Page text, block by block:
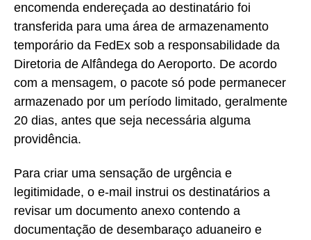
encomenda endereçada ao destinatário foi
transferida para uma área de armazenamento
temporário da FedEx sob a responsabilidade da
Diretoria de Alfândega do Aeroporto. De acordo
com a mensagem, o pacote só pode permanecer
armazenado por um período limitado, geralmente
20 dias, antes que seja necessária alguma
providência.
Para criar uma sensação de urgência e
legitimidade, o e-mail instrui os destinatários a
revisar um documento anexo contendo a
documentação de desembaraço aduaneiro e